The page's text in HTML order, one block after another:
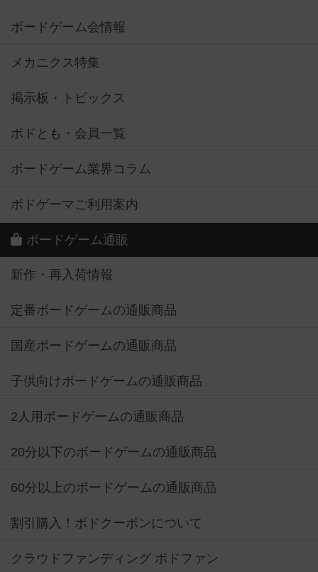
ボードゲーム会情報
メカニクス特集
掲示板・トピックス
ボドとも・会員一覧
ボードゲーム業界コラム
ボドゲーマご利用案内
ボードゲーム通販
新作・再入荷情報
定番ボードゲームの通販商品
国産ボードゲームの通販商品
子供向けボードゲームの通販商品
2人用ボードゲームの通販商品
20分以下のボードゲームの通販商品
60分以上のボードゲームの通販商品
割引購入！ボドクーポンについて
クラウドファンディング ボドファン